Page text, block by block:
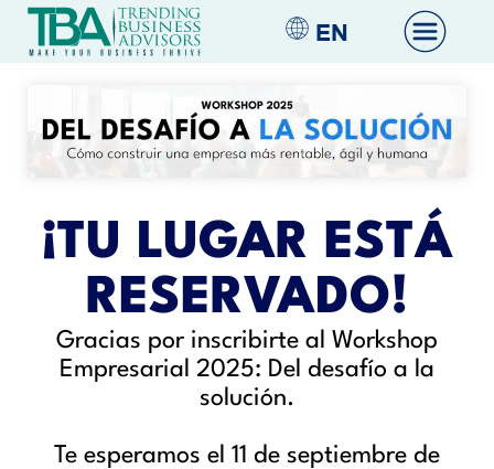
EN
¡TU LUGAR ESTÁ
RESERVADO!
Gracias por inscribirte al Workshop
Empresarial 2025: Del desafío a la
solución.
Te esperamos el 11 de septiembre de